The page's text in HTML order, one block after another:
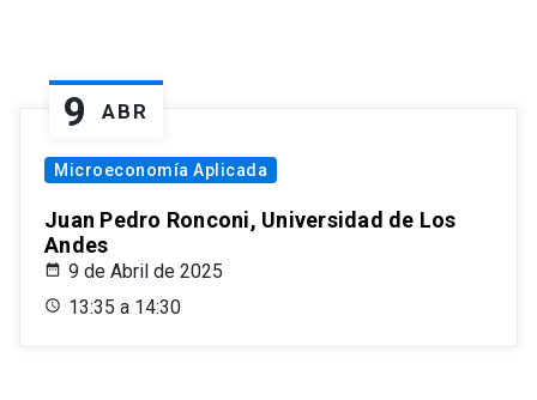
9 ABR
Microeconomía Aplicada
Juan Pedro Ronconi, Universidad de Los
Andes
9 de Abril de 2025
13:35 a 14:30